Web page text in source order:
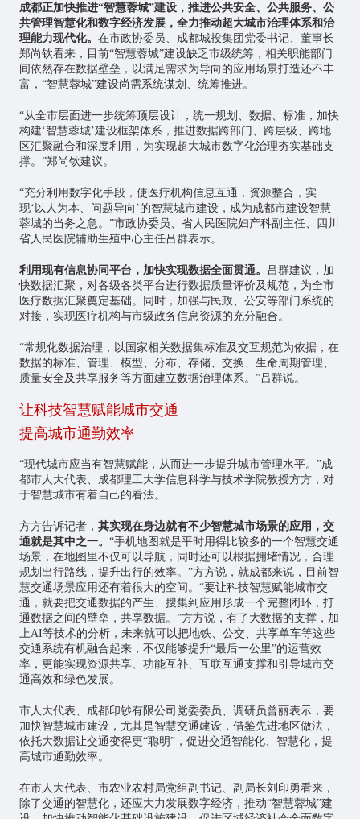
成都正加快推进“智慧蓉城”建设，推进公共安全、公共服务、公
共管理智慧化和数字经济发展，全力推动超大城市治理体系和治
理能力现代化。 在市政协委员、成都城投集团党委书记、董事长
郑尚钦看来，目前“智慧蓉城”建设缺乏市级统筹，相关职能部门
间依然存在数据壁垒，以满足需求为导向的应用场景打造还不丰
富，“智慧蓉城”建设尚需系统谋划、统筹推进。
“从全市层面进一步统筹顶层设计，统一规划、数据、标准，加快
构建‘智慧蓉城’建设框架体系，推进数据跨部门、跨层级、跨地
区汇聚融合和深度利用，为实现超大城市数字化治理夯实基础支
撑。”郑尚钦建议。
“充分利用数字化手段，使医疗机构信息互通，资源整合，实
现‘以人为本、问题导向’的智慧城市建设，成为成都市建设智慧
蓉城的当务之急。”市政协委员、省人民医院妇产科副主任、四川
省人民医院辅助生殖中心主任吕群表示。
利用现有信息协同平台，加快实现数据全面贯通。
吕群建议，加
快数据汇聚，对各级各类平台进行数据质量评价及规范，为全市
医疗数据汇聚奠定基础。同时，加强与民政、公安等部门系统的
对接，实现医疗机构与市级政务信息资源的充分融合。
“常规化数据治理，以国家相关数据集标准及交互规范为依据，在
数据的标准、管理、模型、分布、存储、交换、生命周期管理、
质量安全及共享服务等方面建立数据治理体系。”吕群说。
让科技智慧赋能城市交通
提高城市通勤效率
“现代城市应当有智慧赋能，从而进一步提升城市管理水平。”成
都市人大代表、成都理工大学信息科学与技术学院教授方方，对
于智慧城市有着自己的看法。
方方告诉记者， 其实现在身边就有不少智慧城市场景的应用，交
通就是其中之一。 “手机地图就是平时用得比较多的一个智慧交通
场景，在地图里不仅可以导航，同时还可以根据拥堵情况，合理
规划出行路线，提升出行的效率。”方方说，就成都来说，目前智
慧交通场景应用还有着很大的空间。“要让科技智慧赋能城市交
通，就要把交通数据的产生、搜集到应用形成一个完整闭环，打
通数据之间的壁垒，共享数据。”方方说，有了大数据的支撑，加
上AI等技术的分析，未来就可以把地铁、公交、共享单车等这些
交通系统有机融合起来，不仅能够提升“最后一公里”的运营效
率，更能实现资源共享、功能互补、互联互通支撑和引导城市交
通高效和绿色发展。
市人大代表、成都印钞有限公司党委委员、调研员曾丽表示，要
加快智慧城市建设，尤其是智慧交通建设，借鉴先进地区做法，
依托大数据让交通变得更“聪明”，促进交通智能化、智慧化，提
高城市通勤效率。
在市人大代表、市农业农村局党组副书记、副局长刘印勇看来，
除了交通的智慧化，还应大力发展数字经济，推动“智慧蓉城”建